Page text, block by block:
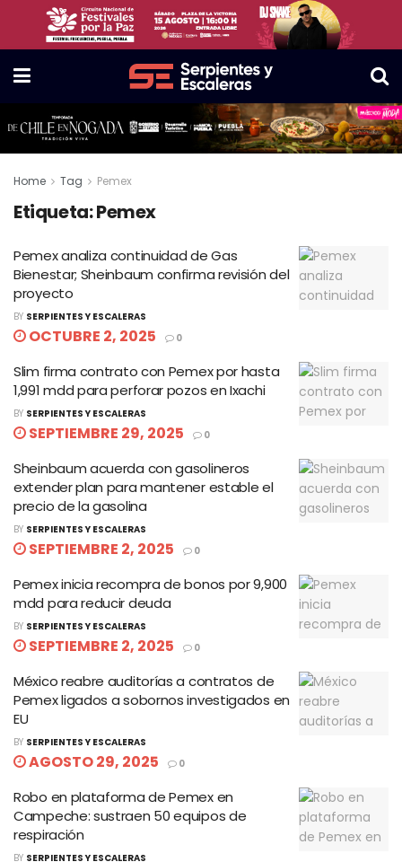
Home Tag Pemex
Etiqueta:Pemex
Pemex analiza continuidad de Gas
Bienestar; Sheinbaum confirma revisión del
proyecto
BY SERPIENTES Y ESCALERAS
OCTUBRE 2, 2025 0
Slim firma contrato con Pemex por hasta
1,991 mdd para perforar pozos en Ixachi
BY SERPIENTES Y ESCALERAS
SEPTIEMBRE 29, 2025 0
Sheinbaum acuerda con gasolineros
extender plan para mantener estable el
precio de la gasolina
BY SERPIENTES Y ESCALERAS
SEPTIEMBRE 2, 2025 0
Pemex inicia recompra de bonos por 9,900
mdd para reducir deuda
BY SERPIENTES Y ESCALERAS
SEPTIEMBRE 2, 2025 0
México reabre auditorías a contratos de
Pemex ligados a sobornos investigados en
EU
BY SERPIENTES Y ESCALERAS
AGOSTO 29, 2025 0
Robo en plataforma de Pemex en
Campeche: sustraen 50 equipos de
respiración
BY SERPIENTES Y ESCALERAS